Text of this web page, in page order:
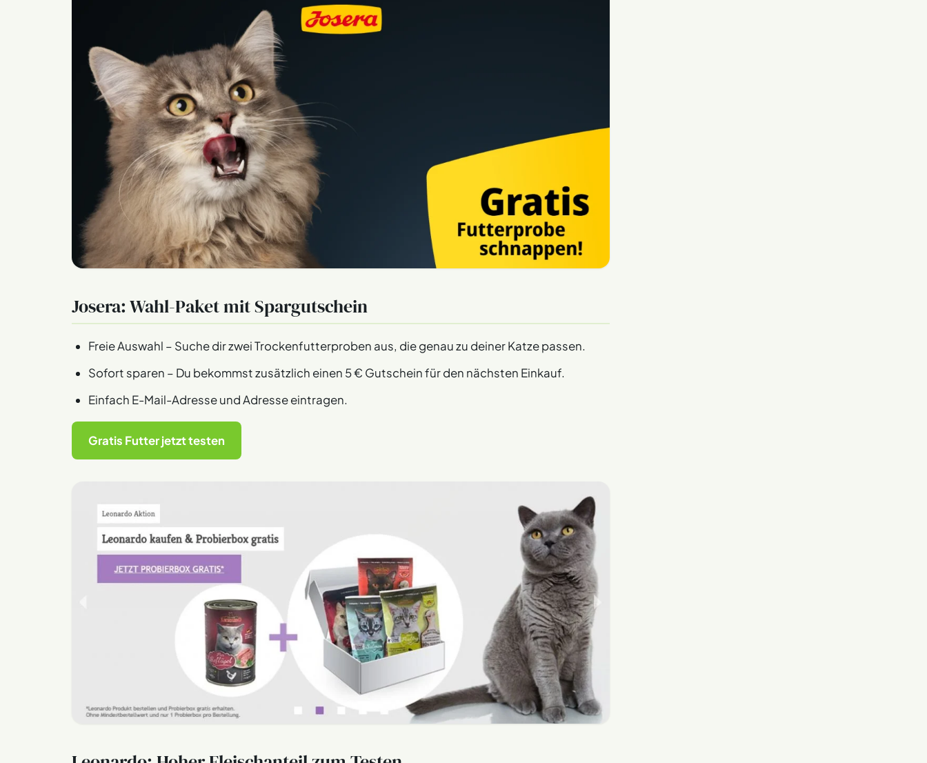
Josera: Wahl-Paket mit Spargutschein
Freie Auswahl – Suche dir zwei Trockenfutterproben aus, die genau zu deiner Katze passen.
Sofort sparen – Du bekommst zusätzlich einen 5 € Gutschein für den nächsten Einkauf.
Einfach E-Mail-Adresse und Adresse eintragen.
Gratis Futter jetzt testen